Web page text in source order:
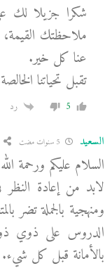
شكرا جزيلا لك
ملاحظتك القيمة،
عنا كل خير.
تقبل تحياتنا
5 رد
السعيد
السلام عليكم ورحمة الله
لابد من إعادة النظر
ومنهجية بالجملة
الدروس على ذوي
بالأمانة قبل كل شيء.